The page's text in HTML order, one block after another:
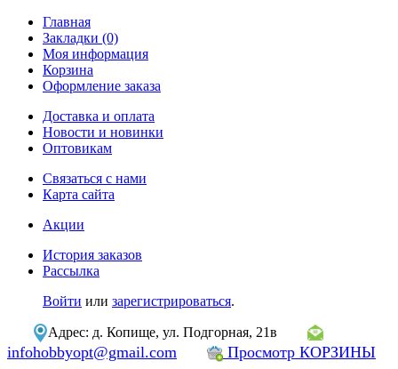
Главная
Закладки (0)
Моя информация
Корзина
Оформление заказа
Доставка и оплата
Новости и новинки
Оптовикам
Связаться с нами
Карта сайта
Акции
История заказов
Рассылка
Войти или зарегистрироваться.
Адрес: д. Копище, ул. Подгорная, 21в
infohobbyopt@gmail.com Просмотр КОРЗИНЫ